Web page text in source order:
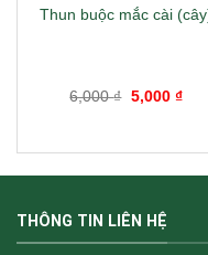
Thun buộc mắc cài
6,000₫ Giá
5,000 ₫Giá
₫.
THÔNG TIN LIÊN HỆ